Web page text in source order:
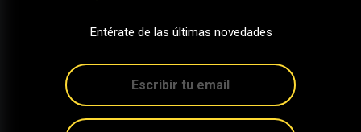
Entérate de las últimas novedades